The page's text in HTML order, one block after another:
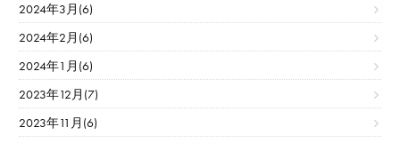
2024年3月(6)
2024年2月(6)
2024年1月(6)
2023年12月(7)
2023年11月(6)